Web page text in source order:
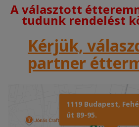
A választott
tudunk rendelést
Kérjük,
partner
1119 Budapest,
út 89-95.